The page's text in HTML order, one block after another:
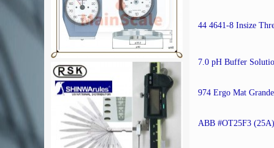
44 4641-8 Insize
7.0 pH Buffer
974 Ergo Mat
ABB #OT25F3 (25A)